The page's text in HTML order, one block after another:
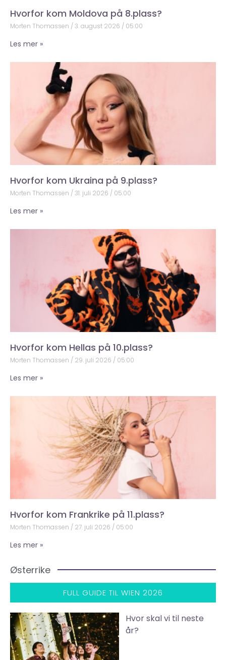
Hvorfor kom Moldova på 8.plass?
Morten Thomassen 3. august 2026 05:00
Les mer »
Hvorfor kom Ukraina på 9.plass?
Morten Thomassen 31. juli 2026 05:00
Les mer »
Hvorfor kom Hellas på 10.plass?
Morten Thomassen 29. juli 2026 05:00
Les mer »
Hvorfor kom Frankrike på 11.plass?
Morten Thomassen 27. juli 2026 05:00
Les mer »
Østerrike
FULL GUIDE TIL WIEN 2026
Hvor skal vi til neste
år?